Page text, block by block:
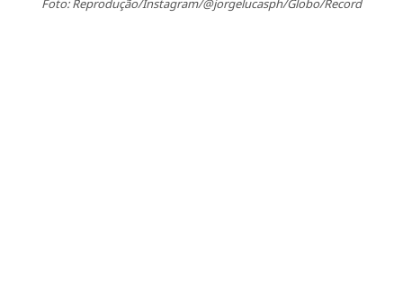
Foto: Reprodução/Instagram/@jorgelucasph/Globo/Record